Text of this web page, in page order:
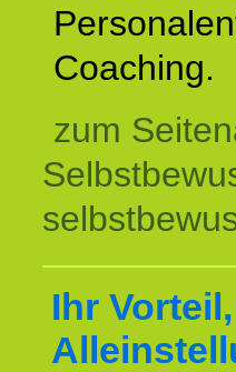
Coaching.
zum
Ihr